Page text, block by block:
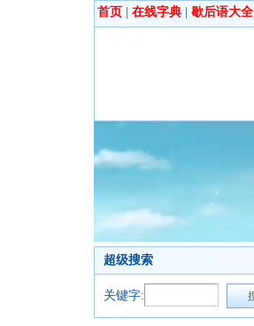
首页 在线字典 歇后语大全
超级搜索
关键字: